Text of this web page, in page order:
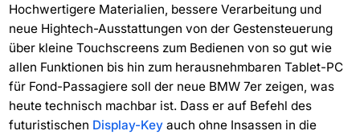
Hochwertigere Materialien, bessere Verarbeitung und
neue Hightech-Ausstattungen von der Gestensteuerung
über kleine Touchscreens zum Bedienen von so gut wie
allen Funktionen bis hin zum herausnehmbaren Tablet-PC
für Fond-Passagiere soll der neue BMW 7er zeigen, was
heute technisch machbar ist. Dass er auf Befehl des
futuristischen Display-Keyauch ohne Insassen in die